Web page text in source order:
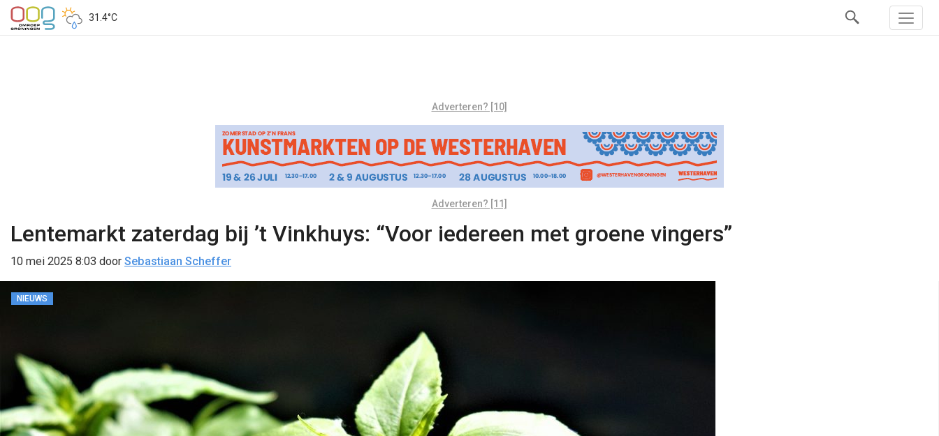
31.4°C
Adverteren? [10]
Adverteren? [11]
Lentemarkt zaterdag bij ’t Vinkhuys: “Voor iedereen met groene vingers”
10 mei 2025 8:03 door Sebastiaan Scheffer
NIEUWS